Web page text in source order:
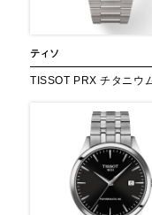
ティソ
TISSOT PRX チタニウ